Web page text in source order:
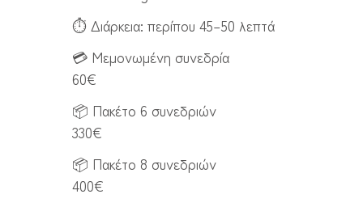
⏱ Διάρκεια: περίπου 45–50 λεπτά
💳 Μεμονωμένη συνεδρία
60€
📦 Πακέτο 6 συνεδριών
330€
📦 Πακέτο 8 συνεδριών
400€